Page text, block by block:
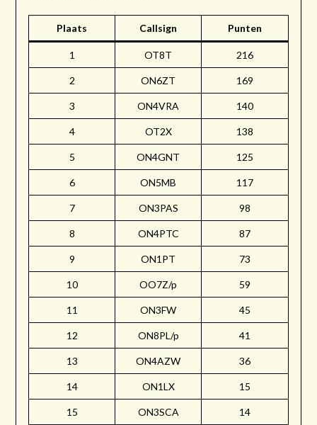
Plaats Callsign Punten
1 OT8T 216
2 ON6ZT 169
3 ON4VRA 140
4 OT2X 138
5 ON4GNT 125
6 ON5MB 117
7 ON3PAS 98
8 ON4PTC 87
9 ON1PT 73
10 OO7Z/p 59
11 ON3FW 45
12 ON8PL/p 41
13 ON4AZW 36
14 ON1LX 15
15 ON3SCA 14